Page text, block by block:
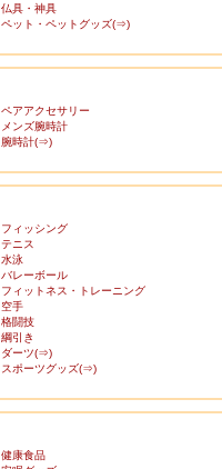
仏具・神具
ペット・ペットグッズ(⇒)
ペアアクセサリー
メンズ腕時計
腕時計(⇒)
フィッシング
テニス
水泳
バレーボール
フィットネス・トレーニング
空手
格闘技
綱引き
ダーツ(⇒)
スポーツグッズ(⇒)
健康食品